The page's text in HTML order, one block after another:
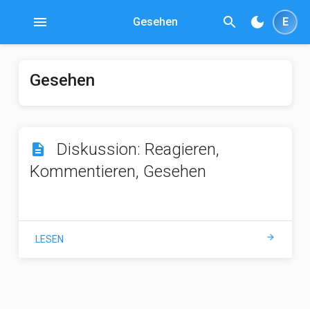
menu Gesehen search dark_mode E
Gesehen
description
Diskussion: Reagieren,
Kommentieren, Gesehen
LESEN arrow_forward